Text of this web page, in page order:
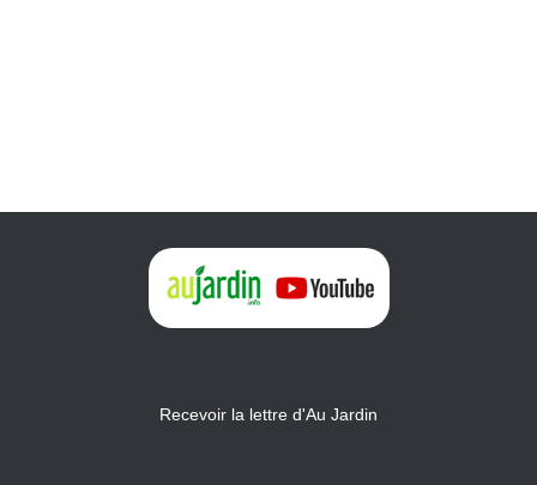
Recevoir la lettre d'Au Jardin